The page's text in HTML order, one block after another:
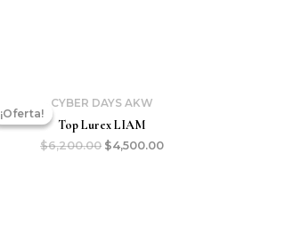
¡Oferta!
¡Oferta!
CYBER DAYS AKW
Top Lurex LIAM
$6,200.00 $4,500.00